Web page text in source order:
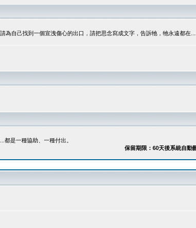
自己找到一個宣洩傷心的出口，請把思念寫成文字，告訴牠，牠永遠都在.....
是一種協助、一種付出。
保留期限：60天後系統自動刪除